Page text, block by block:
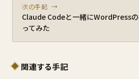
次の手記 →
Claude Codeと一緒にWordPress
ってみた
関連する手記